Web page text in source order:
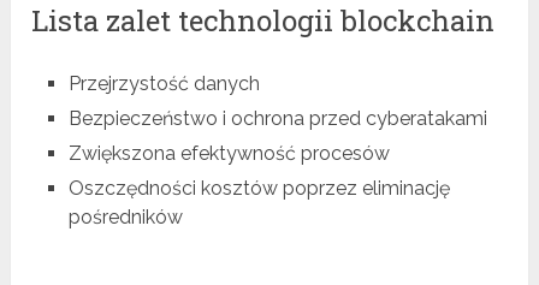
Lista zalet technologii blockchain
Przejrzystość danych
Bezpieczeństwo i ochrona przed cyberatakami
Zwiększona efektywność procesów
Oszczędności kosztów poprzez eliminację
pośredników